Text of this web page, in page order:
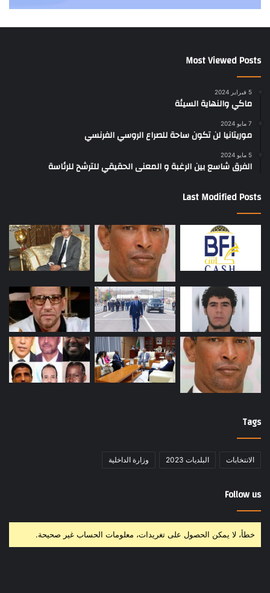
Most Viewed Posts
5 فبراير 2024
ماكي والنهاية السيئة
7 مايو 2024
موريتانيا لن تكون ساحة للصراع الروسي الفرنسي
5 مايو 2024
الفرق شاسع بين الرغبة و المعنى الحقيقي للترشح للرئاسة
Last Modified Posts
Tags
الانتخابات البلديات 2023 وزارة الداخلية
Follow us
خطأ، لا يمكن الحصول على تغريدات، معلومات الحساب غير صحيحة.